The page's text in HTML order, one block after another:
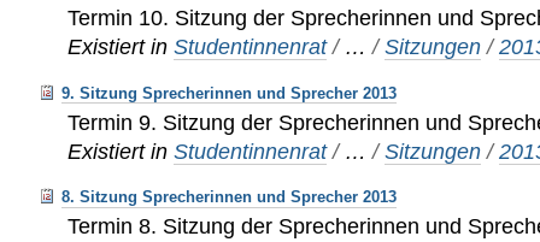
Termin 10. Sitzung der Sprecherinnen und
Existiert in Studentinnenrat / …/Sitzungen /
9. Sitzung Sprecherinnen und Sprecher 2013
Termin 9. Sitzung der Sprecherinnen und
Existiert in Studentinnenrat / …/Sitzungen /
8. Sitzung Sprecherinnen und Sprecher 2013
Termin 8. Sitzung der Sprecherinnen und